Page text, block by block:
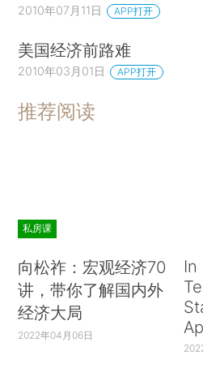
2010年07月11日 APP打开
美国经济前路难
2010年03月01日 APP打开
推荐阅读
私房课
向松祚：宏观经济70
讲，带你了解国内外
经济大局
2022年04月06日
In